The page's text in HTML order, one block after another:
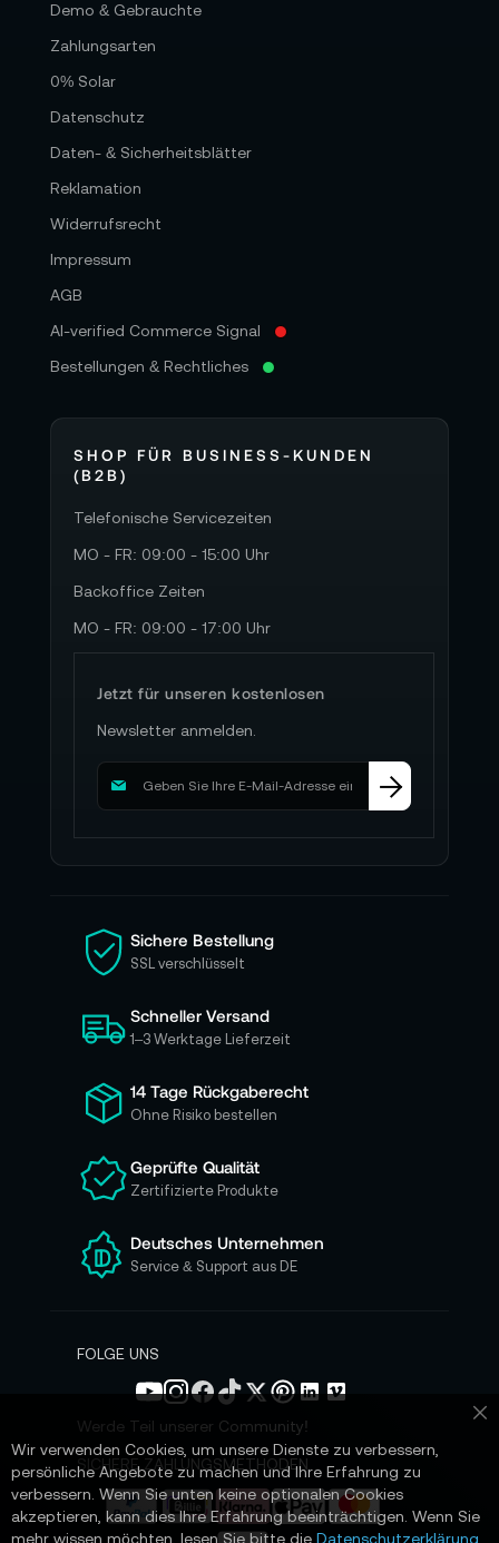
Demo & Gebrauchte
Zahlungsarten
0% Solar
Datenschutz
Daten- & Sicherheitsblätter
Reklamation
Widerrufsrecht
Impressum
AGB
AI-verified Commerce Signal
Bestellungen & Rechtliches
SHOP FÜR BUSINESS-KUNDEN
(B2B)
Telefonische Servicezeiten
MO - FR: 09:00 - 15:00 Uhr
Backoffice Zeiten
MO - FR: 09:00 - 17:00 Uhr
Jetzt für unseren kostenlosen
Newsletter anmelden.
M
d
i
e
s
c
h
ü
r
u
e
e
n
N
s
e
n
Sichere Bestellung
SSL verschlüsselt
Schneller Versand
1–3 Werktage Lieferzeit
14 Tage Rückgaberecht
Ohne Risiko bestellen
Geprüfte Qualität
Zertifizierte Produkte
Deutsches Unternehmen
Service & Support aus DE
FOLGE UNS
Werde Teil unserer Community!
SICHERE ZAHLUNGSMETHODEN
Wir verwenden Cookies, um unsere Dienste zu verbessern,
persönliche Angebote zu machen und Ihre Erfahrung zu
verbessern. Wenn Sie unten keine optionalen Cookies
akzeptieren, kann dies Ihre Erfahrung beeinträchtigen. Wenn Sie
mehr wissen möchten, lesen Sie bitte die Datenschutzerklärung